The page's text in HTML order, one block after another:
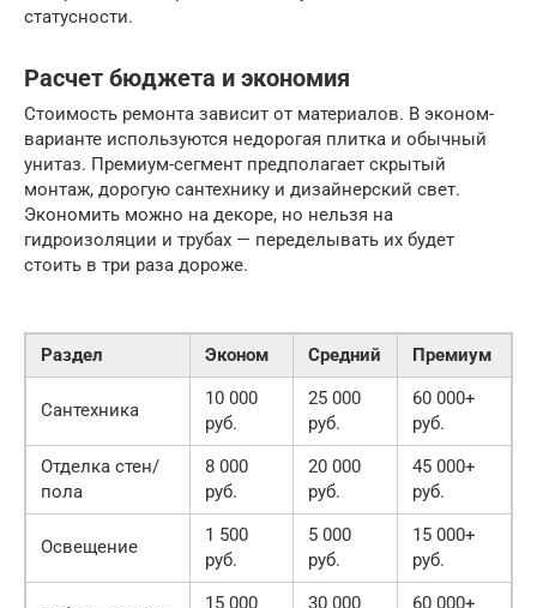
статусности.
Расчет бюджета и экономия
Стоимость ремонта зависит от материалов. В эконом-
варианте используются недорогая плитка и обычный
унитаз. Премиум-сегмент предполагает скрытый
монтаж, дорогую сантехнику и дизайнерский свет.
Экономить можно на декоре, но нельзя на
гидроизоляции и трубах — переделывать их будет
стоить в три раза дороже.
Раздел Эконом Средний Премиум
Сантехника
10 000
руб.
25 000
руб.
60 000+
руб.
Отделка стен/
пола
8 000
руб.
20 000
руб.
45 000+
руб.
Освещение
1 500
руб.
5 000
руб.
15 000+
руб.
15 000
30 000
60 000+